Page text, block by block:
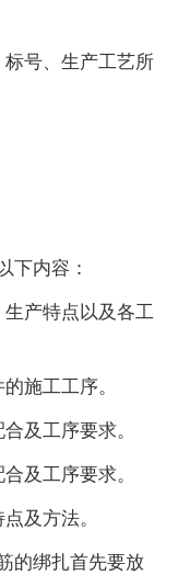
号、生产工艺所
下内容：
产特点以及各工
施工工序。
及工序要求。
及工序要求。
及方法。
的绑扎首先要放